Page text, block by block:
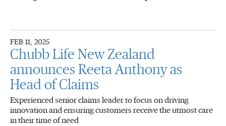
FEB 11, 2025
Chubb Life New Zealand
announces Reeta Anthony as
Head of Claims
Experienced senior claims leader to focus on driving
innovation and ensuring customers receive the utmost care
in their time of need